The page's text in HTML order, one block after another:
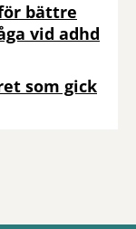
bättre
vid adhd
som gick